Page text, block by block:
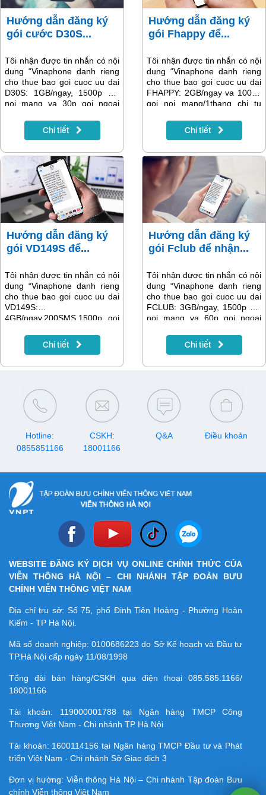
Hướng dẫn đăng ký
gói cước D30S...
Tôi nhận được tin nhắn có nội
dung “Vinaphone danh rieng
cho thue bao goi cuoc uu dai
D30S: 1GB/ngay, 1500p goi
noi mang va 30p goi ngoai
52k/thang.Tang 20% gia tri the
nap vao ngay 10,24,31 thang
https://bit.ly/GOID30S...” và
muốn đăng ký thì phải làm thế
nào? Cùng xem hướng dẫn
trong bài viết dưới đây.
Chi tiết
Hướng dẫn đăng ký
gói Fhappy để...
Tôi nhận được tin nhắn có nội
dung “Vinaphone danh rieng
cho thue bao goi cuoc uu dai
FHAPPY: 2GB/ngay va 1000p
goi noi mang/1thang chi tu
the nap vao ngay 24,31 thang
12. Dang ky tai
muốn đăng ký thì phải làm thế
nào? Bài viết sau sẽ có hướng
dẫn chi tiết.
Chi tiết
Hướng dẫn đăng ký
gói VD149S để...
Tôi nhận được tin nhắn có nội
dung “Vinaphone danh rieng
cho thue bao goi cuoc uu dai
VD149S:
4GB/ngay,200SMS,1500p goi
mang/1 thang chi tu
87k/thang. Tang 20% gia tri
muốn đăng ký thì phải làm thế
nào? Hướng dẫn chi tiết có
trong bài viết dưới đây.
Chi tiết
Hướng dẫn đăng ký
gói Fclub để nhận...
Tôi nhận được tin nhắn có nội
dung “Vinaphone danh rieng
cho thue bao goi cuoc uu dai
FCLUB: 3GB/ngay, 1500p goi
noi mang va 60p goi ngoai
65k/thang.Tang 20% gia tri the
nap vao ngay 24,31 thang 12.
bài viết dưới đây.
Chi tiết
Hotline:
0855851166
CSKH:
18001166
Q&A Điều khoản
WEBSITE ĐĂNG KÝ DỊCH VỤ ONLINE CHÍNH THỨC CỦA
VIỄN THÔNG HÀ NỘI – CHI NHÁNH TẬP ĐOÀN BƯU
CHÍNH VIỄN THÔNG VIỆT NAM
Địa chỉ trụ sở: Số 75, phố Đinh Tiên Hoàng - Phường Hoàn
Kiếm - TP Hà Nội.
Mã số doanh nghiệp:0100686223 do Sở Kế hoạch và Đầu tư
TP.Hà Nội cấp ngày 11/08/1998
Tổng đài bán hàng/CSKH qua điện thoại 085.585.1166/
18001166
Tài khoản: 119000001788 tại Ngân hàng TMCP Công
Thương Việt Nam - Chi nhánh TP Hà Nội
Tài khoản: 1600114156 tại Ngân hàng TMCP Ðầu tư và Phát
triển Việt Nam - Chi nhánh Sở Giao dịch 3
Đơn vị hưởng: Viễn thông Hà Nội – Chi nhánh Tập đoàn Bưu
chính Viễn thông Việt Nam